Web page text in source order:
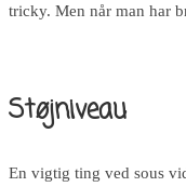
tricky. Men når man har
Støjniveau
En vigtig ting ved sous